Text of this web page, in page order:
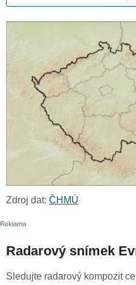
Zdroj dat: ČHMÚ
Radarový snímek
Sledujte radarový kompozit